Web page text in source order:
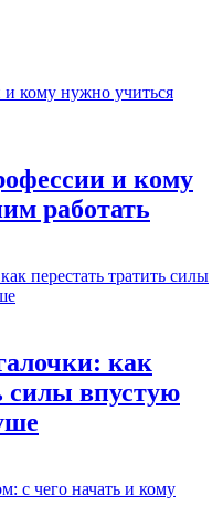
и кому
работать
как
силы впустую